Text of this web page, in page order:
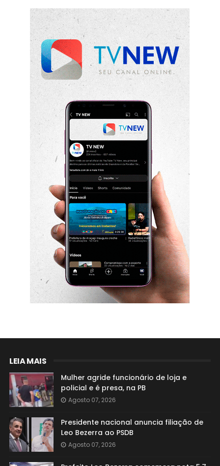
LEIA MAIS
Mulher agride funcionário de loja e
policial e é presa, na PB
Agosto 07, 2026
Presidente nacional anuncia filiação de
Leo Bezerra ao PSDB
Agosto 07, 2026